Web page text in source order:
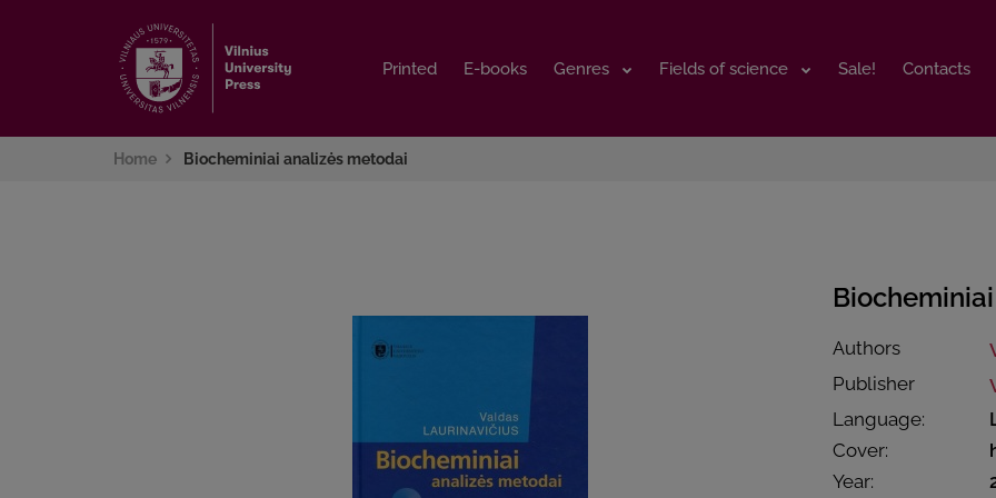
Printed E-books Genres Fields of science Sale! Contacts
Printed E-books Genres Fields of science Sale! Contacts
Home Biocheminiai analizės metodai
Authors
Publisher
Language:
Cover:
Year: